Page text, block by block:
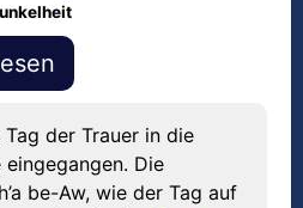
der Trauer in die
Die
be-Aw, wie der Tag auf